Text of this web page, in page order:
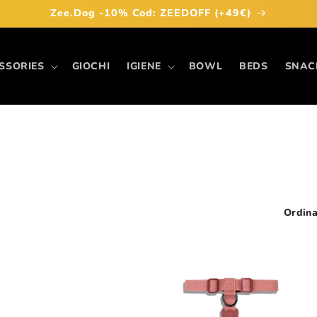
Zee.Dog -10% Cod: ZEEDOFF (+49€)
GIOCHI IGIENE BOWL BEDS